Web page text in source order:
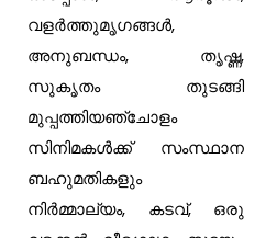
വളര്‍ത്തുമൃഗങ്ങള്‍,
അനുബന്ധം, തൃഷ്ണ,
സുകൃതം തുടങ്ങി
മുപ്പത്തിയഞ്ചോളം
സിനിമകള്‍ക്ക് സംസ്ഥാന
ബഹുമതികളും
നിര്‍മ്മാല്യം, കടവ്, ഒരു